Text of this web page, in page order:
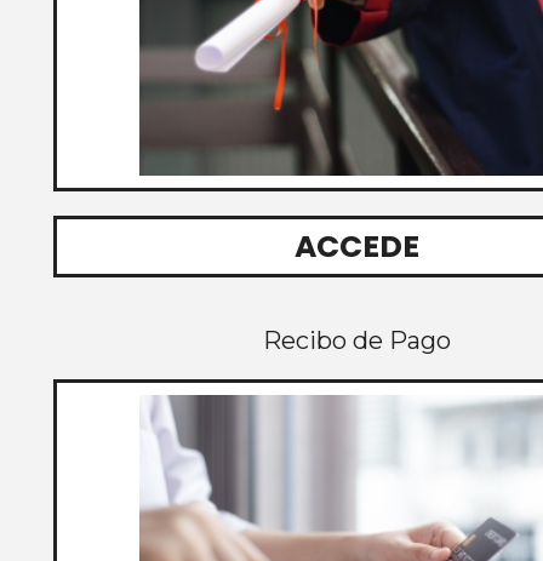
ACCEDE
Recibo de Pago